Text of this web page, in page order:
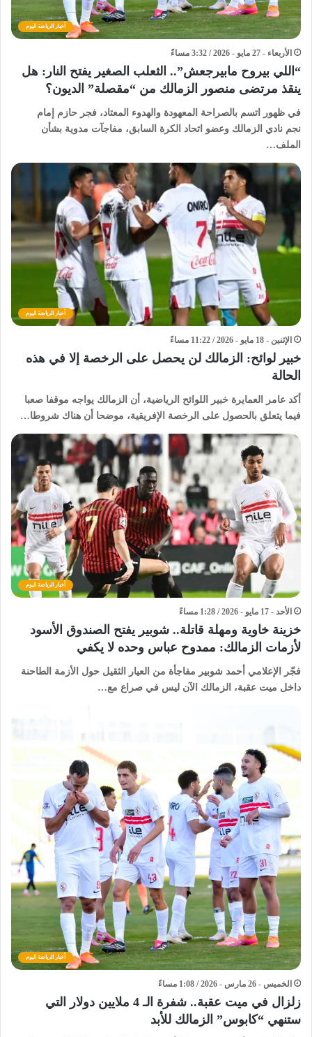
أخبار الرياضة اليوم
الأربعاء - 27 مايو - 2026 / 3:32 مساءً
“اللي بيروح مابيرجعش”.. الثعلب الصغير يفتح النار: هل
ينقذ مرتضى منصور الزمالك من “مقصلة” الديون؟
​في ظهور اتسم بالصراحة المعهودة والهدوء المعتاد، فجر حازم إمام
نجم نادي الزمالك وعضو اتحاد الكرة السابق، مفاجآت مدوية بشأن
الملف…
أخبار الرياضة اليوم
الإثنين - 18 مايو - 2026 / 11:22 مساءً
خبير لوائح: الزمالك لن يحصل على الرخصة إلا في هذه
الحالة
أكد عامر العمايرة خبير اللوائح الرياضية، أن الزمالك يواجه موقفا صعبا
فيما يتعلق بالحصول على الرخصة الإفريقية، موضحا أن هناك شروطا…
أخبار الرياضة اليوم
الأحد - 17 مايو - 2026 / 1:28 مساءً
خزينة خاوية ومهلة قاتلة.. شوبير يفتح الصندوق الأسود
لأزمات الزمالك: ممدوح عباس وحده لا يكفي
فجّر الإعلامي أحمد شوبير مفاجأة من العيار الثقيل حول الأزمة الطاحنة
داخل ميت عقبة، الزمالك الآن ليس في صراع مع…
أخبار الرياضة اليوم
الخميس - 26 مارس - 2026 / 1:08 مساءً
زلزال في ميت عقبة.. شفرة الـ 4 ملايين دولار التي
ستنهي “كابوس” الزمالك للأبد